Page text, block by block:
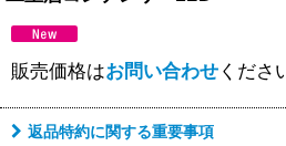
販売価格はお問い合わせくださ
返品特約に関する重要事項